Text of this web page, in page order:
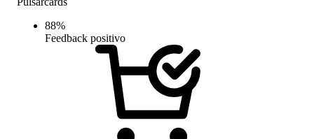
88%
Feedback positivo